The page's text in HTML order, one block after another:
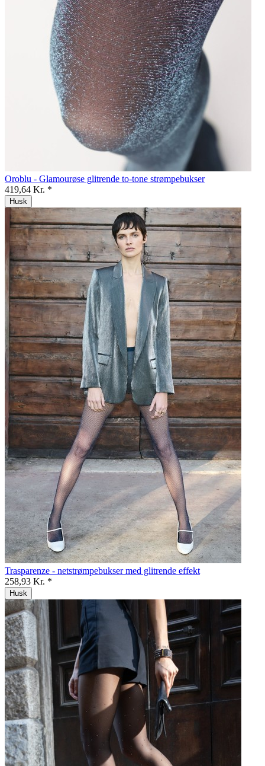
Oroblu - Glamourøse glitrende to-tone strømpebukser
419,64 Kr. *
Husk
Trasparenze - netstrømpebukser med glitrende effekt
258,93 Kr. *
Husk